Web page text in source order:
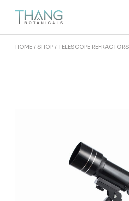
HOME SHOP TELESCOPE REFRACTORS